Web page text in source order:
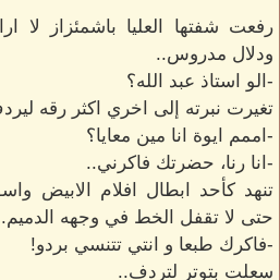
رفعت شفتها العليا باشمئزاز لا
ودلال مدروس..
-الو استاذ عبد الله؟
تغيرت نبرته إلى اخري اكثر رقه
-اممم ايوة انا مين معايا؟
-انا رنا، حضرتك فاكرني..
تنهد كأحد ابطال افلام الابيض
حتى لا تقفل الخط في وجهه
-فاكرك طبعا و انتي تتنسي بردو!
سعلت بتوتر لتردف..